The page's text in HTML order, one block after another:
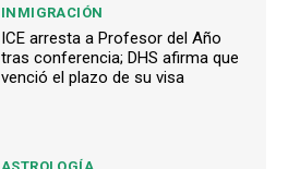
INMIGRACIÓN
ICE arresta a Profesor del Año
tras conferencia; DHS afirma que
venció el plazo de su visa